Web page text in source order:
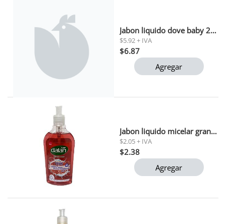
Jabon liquido dove baby 200ml
$5.92 + IVA
$6.87
Agregar
Jabon liquido micelar granada dulce dalan 400 ml
$2.05 + IVA
$2.38
Agregar